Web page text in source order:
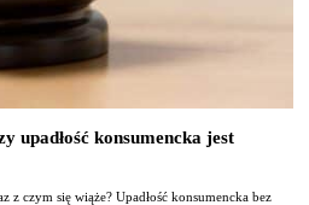
upadłość konsumencka jest
z czym się wiąże? Upadłość konsumencka bez